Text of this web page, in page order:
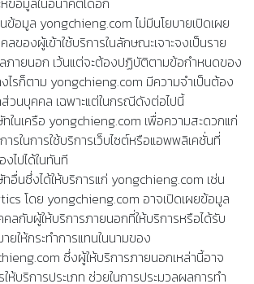
ข้อมูล yongchieng.com ไม่มีนโยบายเปิดเผย
ของผู้เข้าใช้บริการในลักษณะเจาะจงเป็นราย
ภายนอก เว้นแต่จะต้องปฏิบัติตามข้อกำหนดของ
ไรก็ตาม yongchieng.com มีความจำเป็นต้อง
วนบุคคล เฉพาะแต่ในกรณีดังต่อไปนี้
ในเครือ yongchieng.com เพื่อความสะดวกแก่
ารในการใช้บริการเว็บไซต์หรือแอพพลิเคชั่นที่
งไปได้ในทันที
อื่นซึ่งได้ให้บริการแก่ yongchieng.com เช่น
โดย yongchieng.com อาจเปิดเผยข้อมูล
ลกับผู้ให้บริการภายนอกที่ให้บริการหรือได้รับ
ยให้กระทำการแทนในนามของ
ซึ่งผู้ให้บริการภายนอกเหล่านี้อาจ
ให้บริการประเภท ช่วยในการประมวลผลการทำ